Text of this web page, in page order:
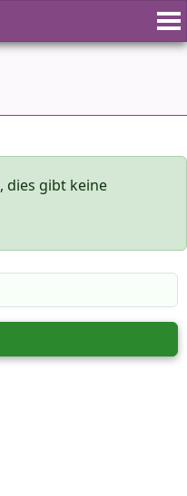
, dies gibt keine